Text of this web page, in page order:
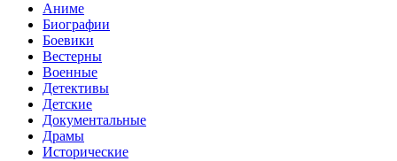
Аниме
Биографии
Боевики
Вестерны
Военные
Детективы
Детские
Документальные
Драмы
Исторические